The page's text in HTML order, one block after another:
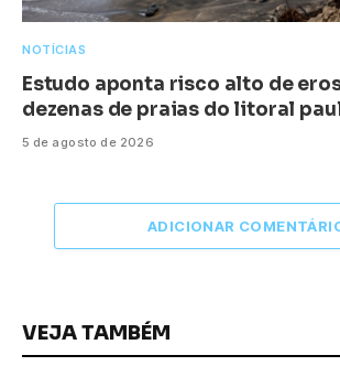
NOTÍCIAS
Estudo aponta risco alto de
dezenas de praias do litoral
5 de agosto de 2026
ADICIONAR
VEJA TAMBÉM